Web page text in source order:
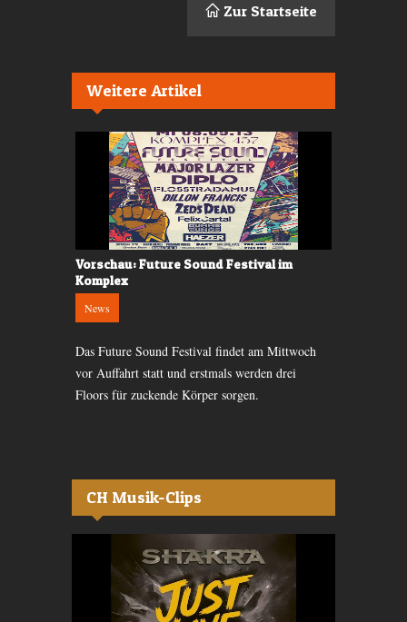
Zur Startseite
Weitere Artikel
Vorschau: Future Sound Festival im
Komplex
News
Das Future Sound Festival findet am Mittwoch
vor Auffahrt statt und erstmals werden drei
Floors für zuckende Körper sorgen.
CH Musik-Clips